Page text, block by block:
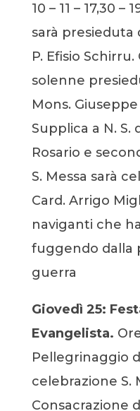
10 – 11 – 17,30 –
sarà presieduta
P. Efisio Schirru.
solenne
Mons.
Supplica a N. S.
Rosario e
S. Messa sarà
Card. Arrigo
naviganti che
fuggendo dalla
guerra
Giovedì 25:
Evangelista.
Pellegrinaggio
celebrazione S.
Consacrazione